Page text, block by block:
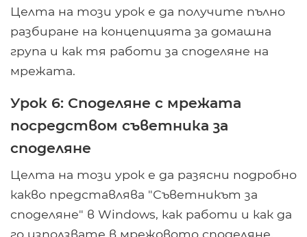
Целта на този урок е да получите пълно
разбиране на концепцията за домашна
група и как тя работи за споделяне на
мрежата.
Урок 6: Споделяне с мрежата
посредством съветника за
споделяне
Целта на този урок е да разясни подробно
какво представлява "Съветникът за
споделяне" в Windows, как работи и как да
го използвате в мрежовото споделяне.